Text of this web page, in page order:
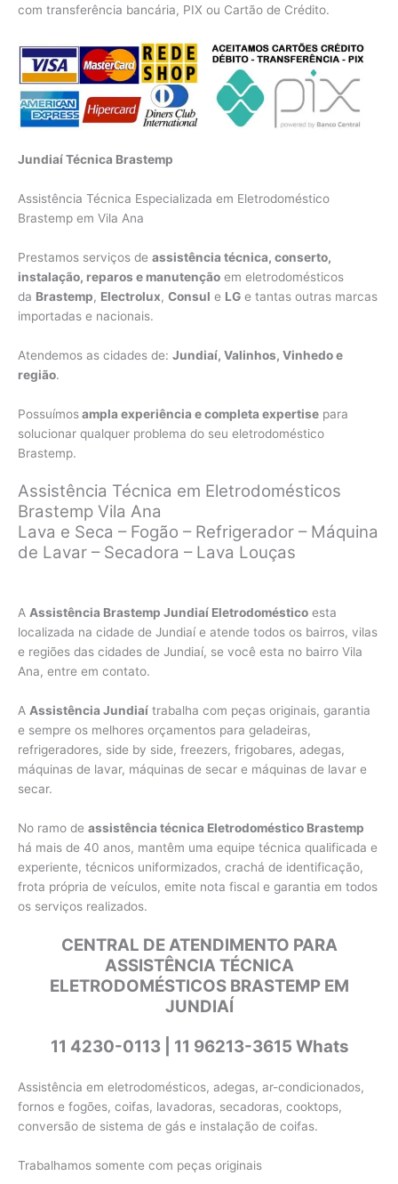
com transferência bancária, PIX ou Cartão de Crédito.
Jundiaí Técnica Brastemp
Assistência Técnica Especializada em Eletrodoméstico
Brastemp em Vila Ana
Prestamos serviços de assistência técnica, conserto,
instalação, reparos e manutenção em eletrodomésticos
da Brastemp, Electrolux, Consul e LG e tantas outras marcas
importadas e nacionais.
Atendemos as cidades de: Jundiaí, Valinhos, Vinhedo e
região.
Possuímosampla experiência e completa expertise para
solucionar qualquer problema do seu eletrodoméstico
Brastemp.
Assistência Técnica em Eletrodomésticos
Brastemp Vila Ana
Lava e Seca – Fogão – Refrigerador – Máquina
de Lavar – Secadora – Lava Louças
A Assistência Brastemp Jundiaí Eletrodoméstico esta
localizada na cidade de Jundiaí e atende todos os bairros, vilas
e regiões das cidades de Jundiaí, se você esta no bairro Vila
Ana, entre em contato.
A Assistência Jundiaí trabalha com peças originais, garantia
e sempre os melhores orçamentos para geladeiras,
refrigeradores, side by side, freezers, frigobares, adegas,
máquinas de lavar, máquinas de secar e máquinas de lavar e
secar.
No ramo de assistência técnica Eletrodoméstico Brastemp
há mais de 40 anos, mantêm uma equipe técnica qualificada e
experiente, técnicos uniformizados, crachá de identificação,
frota própria de veículos, emite nota fiscal e garantia em todos
os serviços realizados.
CENTRAL DE ATENDIMENTO PARA
ASSISTÊNCIA TÉCNICA
ELETRODOMÉSTICOS BRASTEMP EM
JUNDIAÍ
11 4230-0113 | 11 96213-3615 Whats
Assistência em eletrodomésticos, adegas, ar-condicionados,
fornos e fogões, coifas, lavadoras, secadoras, cooktops,
conversão de sistema de gás e instalação de coifas.
Trabalhamos somente com peças originais